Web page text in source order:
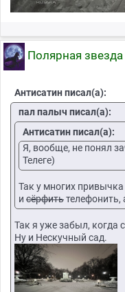
Полярная звезда
Антисатин писал(а):
пал палыч писал(а):
Антисатин писал(а):
Я, вообще, не понял
Телеге)
Так у многих
и сёрфитьтелефонить,
Так я уже забыл, когда
Ну и Нескучный сад.